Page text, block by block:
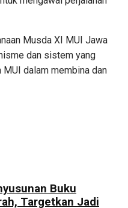
Musda XI MUI Jawa
dan sistem yang
dalam membina dan
Buku
Targetkan Jadi